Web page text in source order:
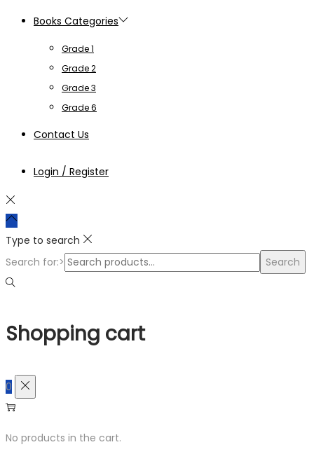
Books Categories
Grade 1
Grade 2
Grade 3
Grade 6
Contact Us
Login / Register
Type to search
Search for:>
Search
Shopping cart
0
No products in the cart.